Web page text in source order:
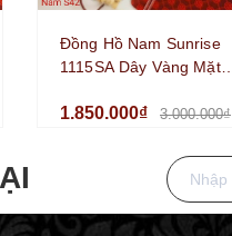
Đồng Hồ Nam Sunrise
1115SA Dây Vàng Mặt
42mm Chính Hãng
1.850.000₫ 3.000.000₫